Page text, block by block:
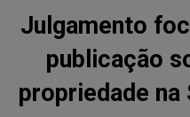
Julgamento
publicação
propriedade na